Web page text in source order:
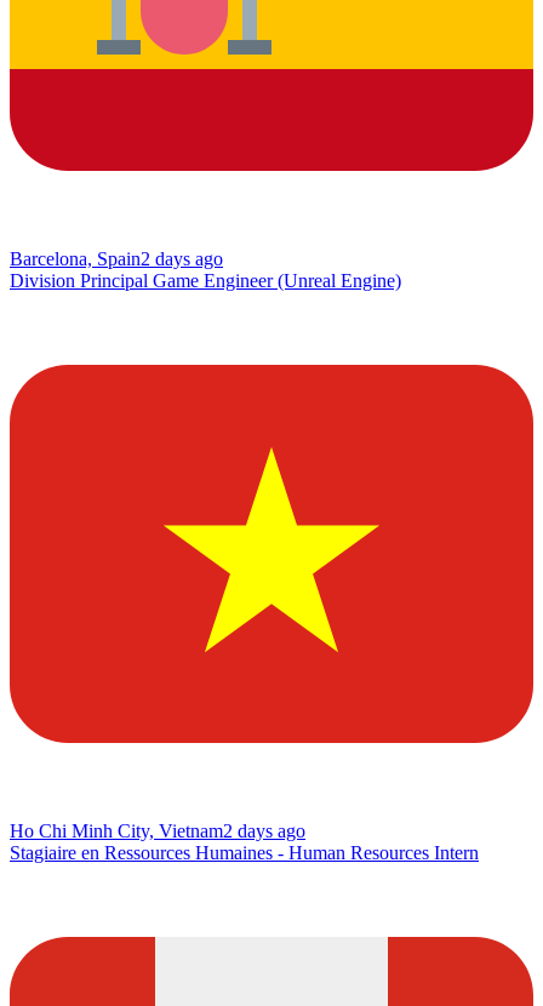
Barcelona, Spain2 days ago
Division Principal Game Engineer (Unreal Engine)
Ho Chi Minh City, Vietnam2 days ago
Stagiaire en Ressources Humaines - Human Resources Intern